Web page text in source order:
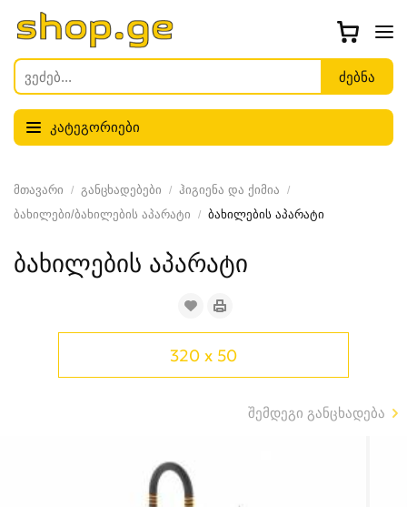
კატეგორიები
მთავარი განცხადებები
ჰიგიენა და ქიმია
ბახილები/ბახილების აპარატი
ბახილების აპარატი
ბახილების აპარატი
320 x 50
შემდეგი განცხადება